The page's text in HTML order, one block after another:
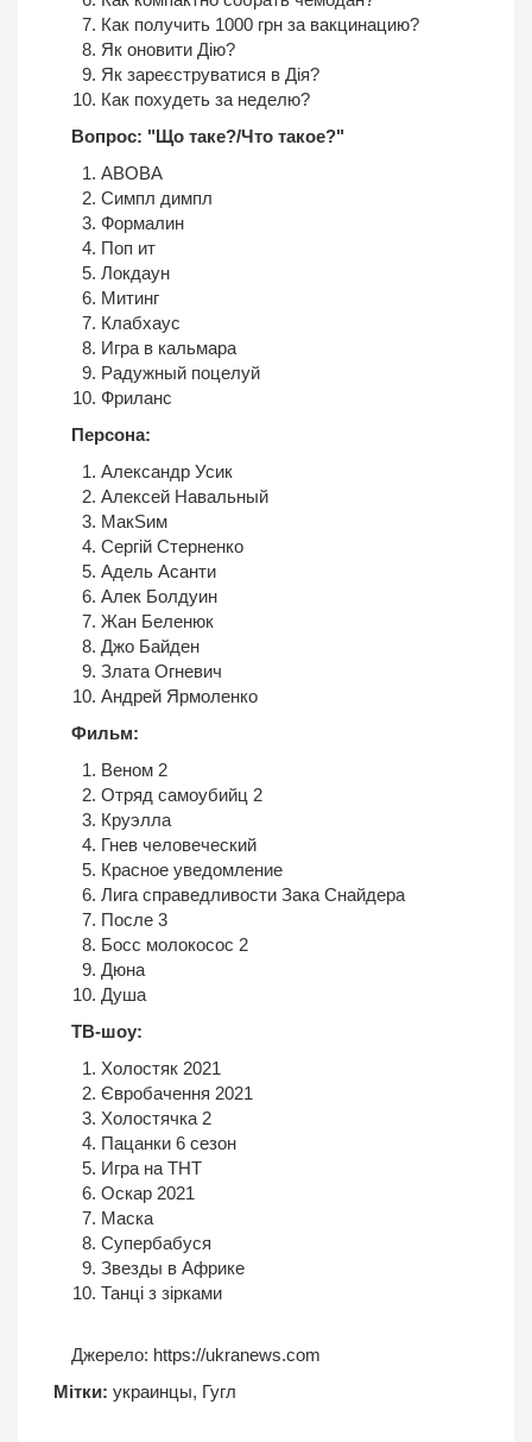
Как получить 1000 грн за вакцинацию?
Як оновити Дію?
Як зареєструватися в Дія?
Как похудеть за неделю?
Вопрос: "Що таке?/Что такое?"
ABOBA
Симпл димпл
Формалин
Поп ит
Локдаун
Митинг
Клабхаус
Игра в кальмара
Радужный поцелуй
Фриланс
Персона:
Александр Усик
Алексей Навальный
МакSим
Сергій Стерненко
Адель Асанти
Алек Болдуин
Жан Беленюк
Джо Байден
Злата Огневич
Андрей Ярмоленко
Фильм:
Веном 2
Отряд самоубийц 2
Круэлла
Гнев человеческий
Красное уведомление
Лига справедливости Зака Снайдера
После 3
Босс молокосос 2
Дюна
Душа
ТВ-шоу:
Холостяк 2021
Євробачення 2021
Холостячка 2
Пацанки 6 сезон
Игра на ТНТ
Оскар 2021
Маска
Супербабуся
Звезды в Африке
Танці з зірками
Джерело: https://ukranews.com
Мітки: украинцы, Гугл